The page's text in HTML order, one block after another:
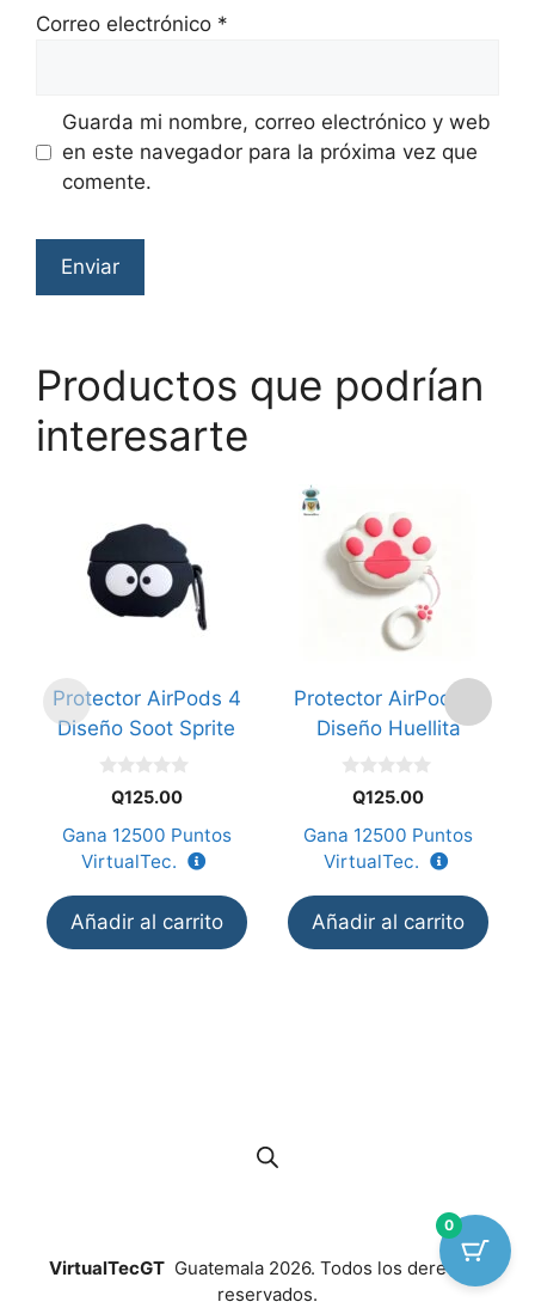
Correo electrónico *
Guarda mi nombre, correo electrónico y web
en este navegador para la próxima vez que
comente.
Productos que podrían
interesarte
Protector AirPods 4
Diseño Soot Sprite
5
Q125.00
Gana 12500 Puntos
VirtualTec.
Añadir al carrito
Protector AirPods 4
Diseño Huellita
5
Q125.00
Gana 12500 Puntos
VirtualTec.
Añadir al carrito
VirtualTecGTGuatemala 2026. Todos los derechos
reservados.
0